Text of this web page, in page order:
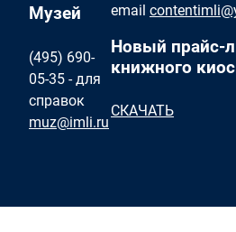
Музей
(495) 690-
05-35 - для
справок
muz@imli.ru
email
Новый прайс-
книжного
СКАЧАТЬ